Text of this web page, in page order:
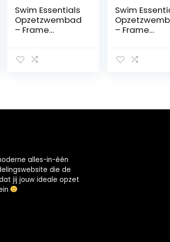
Swim Essentials
Opzetzwembad
– Frame
Groen/Wit – 300
Swim
– Frame
Groen/Wit –
alles-in-één
die de
jij jouw ideale opzet